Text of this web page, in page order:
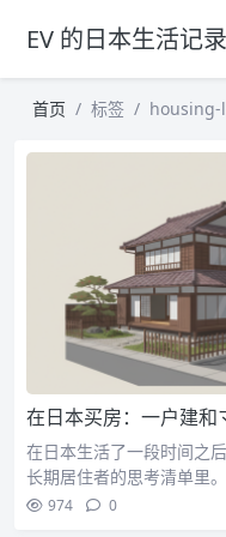
EV 的日本生活记录
首页 标签 housing-
在日本买房：一户建和
在日本生活了一段时间之
长期居住者的思考清单里
974 0